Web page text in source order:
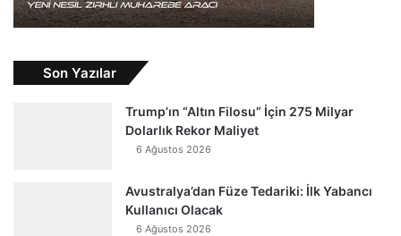
Son Yazılar
Trump’ın “Altın Filosu” İçin 275 Milyar
Dolarlık Rekor Maliyet
6 Ağustos 2026
Avustralya’dan Füze Tedariki: İlk Yabancı
Kullanıcı Olacak
6 Ağustos 2026